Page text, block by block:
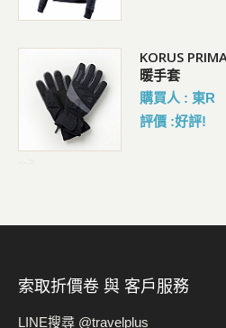
KORUS
暖手套
購買人 : 東R
評價 :好評!
索取折價卷 與 客戶服務
LINE搜尋 @travelplus